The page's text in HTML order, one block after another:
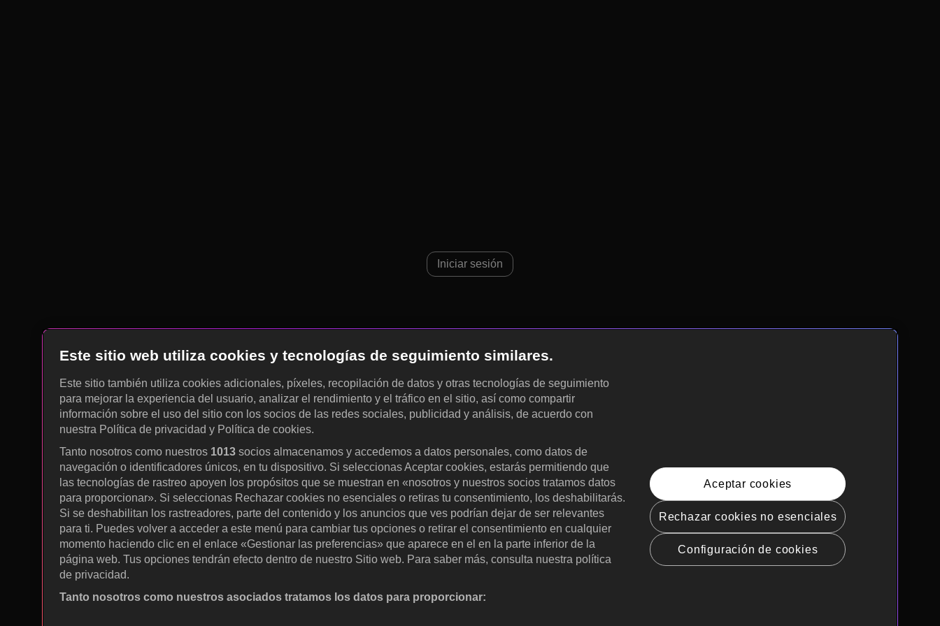
Iniciar sesión
Este sitio web utiliza cookies y tecnologías de seguimiento similares.
Este sitio también utiliza cookies adicionales, píxeles, recopilación de datos y otras tecnologías de seguimiento
para mejorar la experiencia del usuario, analizar el rendimiento y el tráfico en el sitio, así como compartir
información sobre el uso del sitio con los socios de las redes sociales, publicidad y análisis, de acuerdo con
nuestra Política de privacidad y Política de cookies.
Tanto nosotros como nuestros 1013 socios almacenamos y accedemos a datos personales, como datos de
navegación o identificadores únicos, en tu dispositivo. Si seleccionas Aceptar cookies, estarás permitiendo que
las tecnologías de rastreo apoyen los propósitos que se muestran en «nosotros y nuestros socios tratamos datos
para proporcionar». Si seleccionas Rechazar cookies no esenciales o retiras tu consentimiento, los deshabilitarás.
Si se deshabilitan los rastreadores, parte del contenido y los anuncios que ves podrían dejar de ser relevantes
para ti. Puedes volver a acceder a este menú para cambiar tus opciones o retirar el consentimiento en cualquier
momento haciendo clic en el enlace «Gestionar las preferencias» que aparece en el en la parte inferior de la
página web. Tus opciones tendrán efecto dentro de nuestro Sitio web. Para saber más, consulta nuestra política
de privacidad.
Tanto nosotros como nuestros asociados tratamos los datos para proporcionar:
Aceptar cookies
Rechazar cookies no esenciales
Configuración de cookies